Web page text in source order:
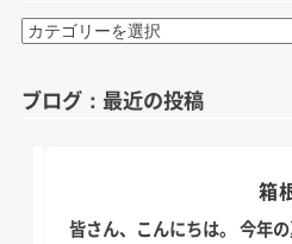
カ
テ
リ
ブログ：最近の投稿
箱
皆さん、こんにちは。 今年